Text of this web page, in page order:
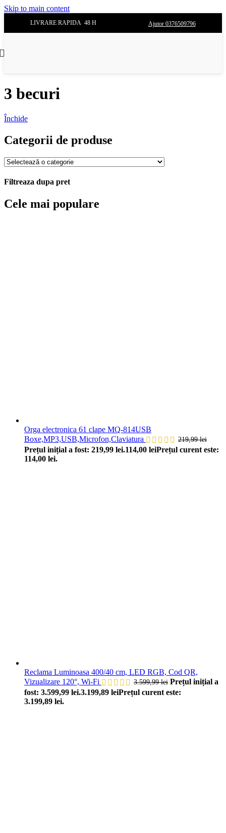
Skip to main content
LIVRARE RAPIDA 48 H Ajutor 0376509796
3 becuri
Închide
Categorii de produse
Filtreaza dupa pret
Cele mai populare
Orga electronica 61 clape MQ-814USB
Boxe,MP3,USB,Microfon,Claviatura
219,99lei
Prețul inițial a fost: 219,99 lei.114,00 leiPrețul curent este:
114,00 lei.
Reclama Luminoasa 400/40 cm, LED RGB, Cod QR,
Vizualizare 120°, Wi-Fi
3.599,99lei Prețul inițial a
fost: 3.599,99 lei.3.199,89 leiPrețul curent este:
3.199,89 lei.